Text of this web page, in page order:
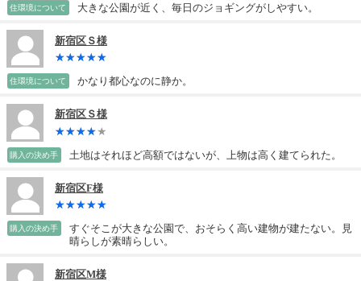
住環境について 大きな公園が近く、毎日のジョギングがしやすい。
新宿区Ｓ様
住環境について かなり都心なのに静か。
新宿区Ｓ様
購入の決め手 土地はそれほど高額ではないが、上物は高く建てられた。
新宿区F様
購入の決め手
すぐそこが大きな公園で、おそらく高い建物が建たない。見
晴らしが素晴らしい。
新宿区M様